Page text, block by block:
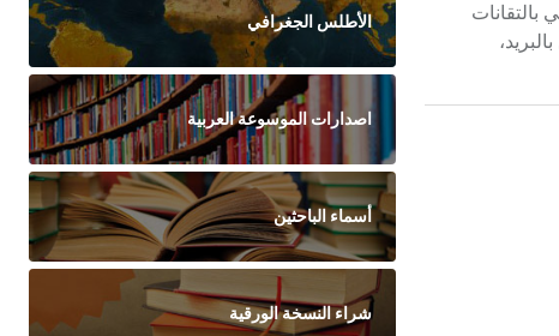
بالتقانات
الأطلس الجغرافي
اصدارات الموسوعة العربية
أسماء الباحثين
شراء النسخة الورقية